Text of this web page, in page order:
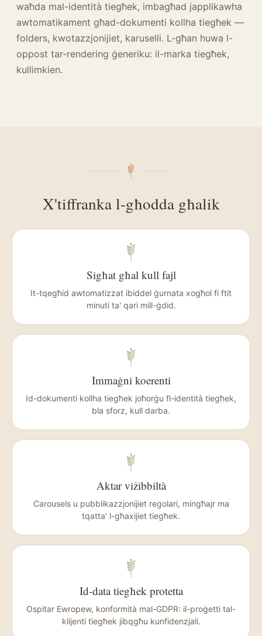
waħda mal-identità tiegħek, imbagħad japplikawha
awtomatikament għad-dokumenti kollha tiegħek —
folders, kwotazzjonijiet, karuselli. L-għan huwa l-
oppost tar-rendering ġeneriku: il-marka tiegħek,
kullimkien.
X'tiffranka l-għodda għalik
Sigħat għal kull fajl
It-tqegħid awtomatizzat ibiddel ġurnata xogħol fi ftit
minuti ta' qari mill-ġdid.
Immaġni koerenti
Id-dokumenti kollha tiegħek joħorġu fl-identità tiegħek,
bla sforz, kull darba.
Aktar viżibbiltà
Carousels u pubblikazzjonijiet regolari, mingħajr ma
tqatta' l-għaxijiet tiegħek.
Id-data tiegħek protetta
Ospitar Ewropew, konformità mal-GDPR: il-proġetti tal-
klijenti tiegħek jibqgħu kunfidenzjali.